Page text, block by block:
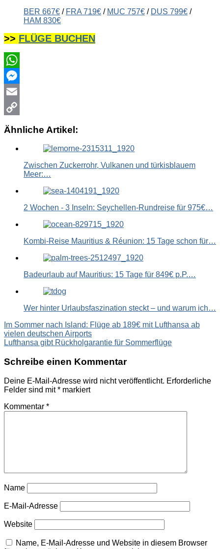
BER 667€ / FRA 719€ / MUC 757€ / DUS 799€ /
HAM 830€
>> FLÜGE BUCHEN
WhatsApp
Messenger
Email
Ähnliche Artikel:
Zwischen Zuckerrohr, Vulkanen und türkisblauem
Meer:…
2 Wochen - 3 Inseln: Seychellen-Rundreise für 975€…
Kombi-Reise Mauritius & Réunion: 15 Tage schon für…
Badeurlaub auf Mauritius: 15 Tage für 849€ p.P.…
Wer hinter Urlaubsfaszination steckt – und warum ich…
Beitragsnavigation
Im Sommer nach Island: Flüge ab 189€ mit Lufthansa ab
vielen deutschen Airports
Lufthansa gibt Rückholgarantie für Sommerflüge
Schreibe einen Kommentar
Deine E-Mail-Adresse wird nicht veröffentlicht. Erforderliche
Felder sind mit* markiert
Kommentar *
Name
E-Mail-Adresse
Website
Name, E-Mail-Adresse und Website in diesem Browser